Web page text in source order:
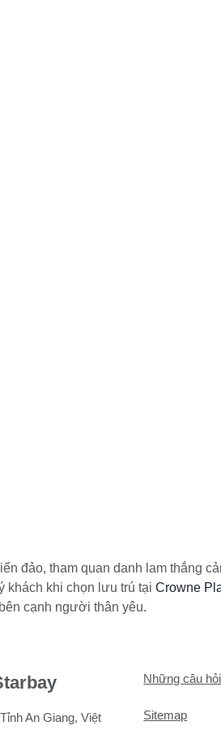
đảo, tham quan danh lam thắng
khách khi chọn lưu trú tại Crowne
cạnh người thân yêu.
An Giang, Việt
Những câu
Sitemap